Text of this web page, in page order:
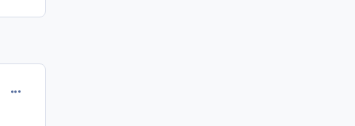
comment_193546